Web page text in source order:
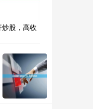
股，高收